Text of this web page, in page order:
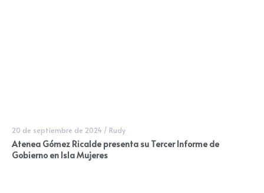
20 de septiembre de 2024 / Rudy
Atenea Gómez Ricalde presenta su Tercer Informe de
Gobierno en Isla Mujeres